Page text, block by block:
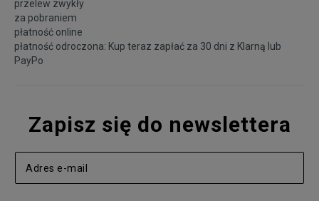
przelew zwykły
za pobraniem
płatność online
płatność odroczona: Kup teraz zapłać za 30 dni z Klarną lub
PayPo
Zapisz się do newslettera